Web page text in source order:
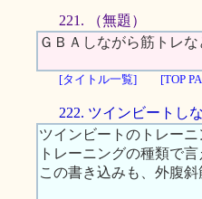
221. （無題）
ＧＢＡしながら筋トレな
[タイトル一覧] [TOP
222. ツインビートし
ツインビートのトレー
トレーニングの種類で
この書き込みも、外腹